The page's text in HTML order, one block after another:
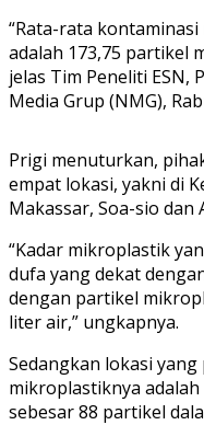
“Rata-rata
adalah 173,75 partikel
jelas Tim Peneliti ESN,
Media Grup (NMG),
Prigi menuturkan,
empat lokasi, yakni di
Makassar, Soa-sio dan
“Kadar mikroplastik
dufa yang dekat
dengan partikel
liter air,” ungkapnya.
Sedangkan lokasi
mikroplastiknya
sebesar 88 partikel